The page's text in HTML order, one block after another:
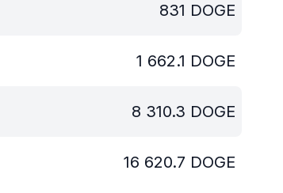
831 DOGE
1 662.1 DOGE
8 310.3 DOGE
16 620.7 DOGE